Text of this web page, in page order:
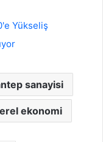
Yükseliş
sanayisi
ekonomi